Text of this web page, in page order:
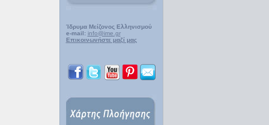
Ίδρυμα Μείζονος Ελληνισμού
e-mail: info@ime.gr
Επικοινωνήστε μαζί μας